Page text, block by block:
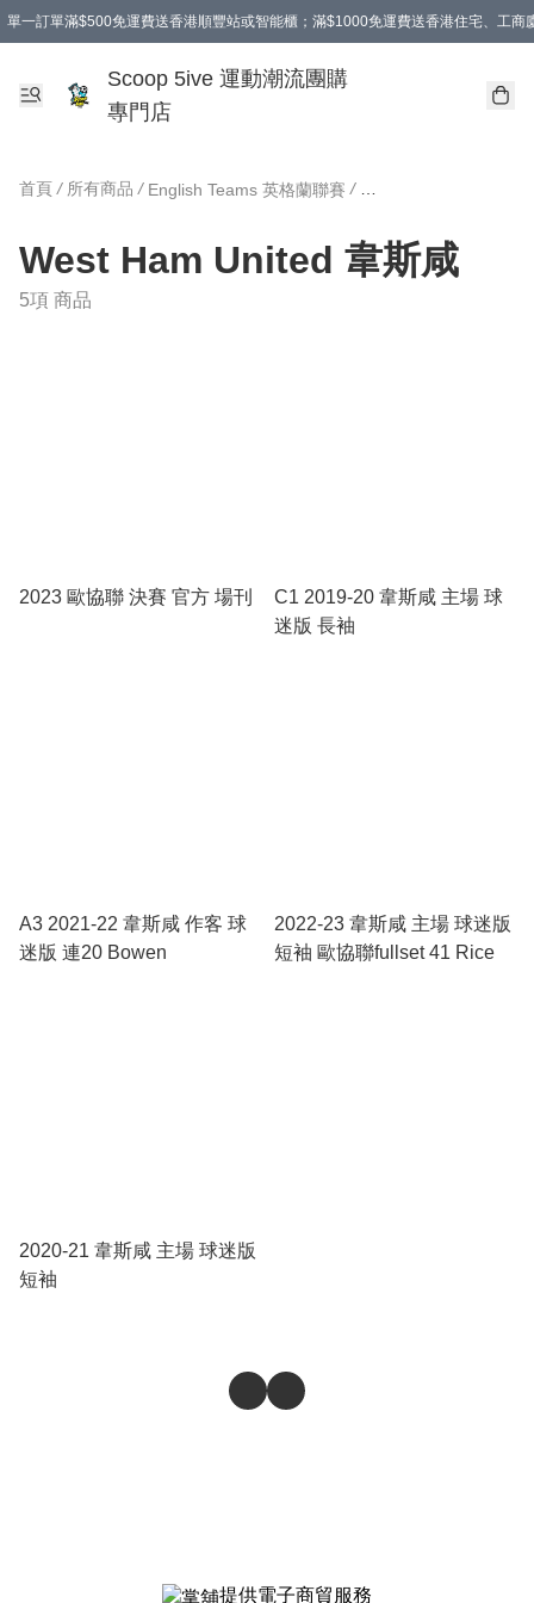
單一訂單滿$500免運費送香港順豐站或智能櫃；滿$1000免運費送香港住宅、工商
Scoop 5ive 運動潮流團購
專門店
首頁 / 所有商品 / English Teams 英格蘭聯賽 / West Ham United 韋
West Ham United 韋斯咸
5項 商品
2023 歐協聯 決賽 官方 場刊
C1 2019-20 韋斯咸 主場 球
迷版 長袖
A3 2021-22 韋斯咸 作客 球
迷版 連20 Bowen
2022-23 韋斯咸 主場 球迷版
短袖 歐協聯fullset 41 Rice
2020-21 韋斯咸 主場 球迷版
短袖
提供電子商貿服務